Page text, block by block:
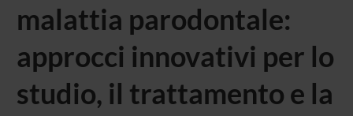
malattia parodontale:
approcci innovativi per lo
studio, il trattamento e la